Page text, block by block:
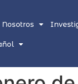
Nosotros